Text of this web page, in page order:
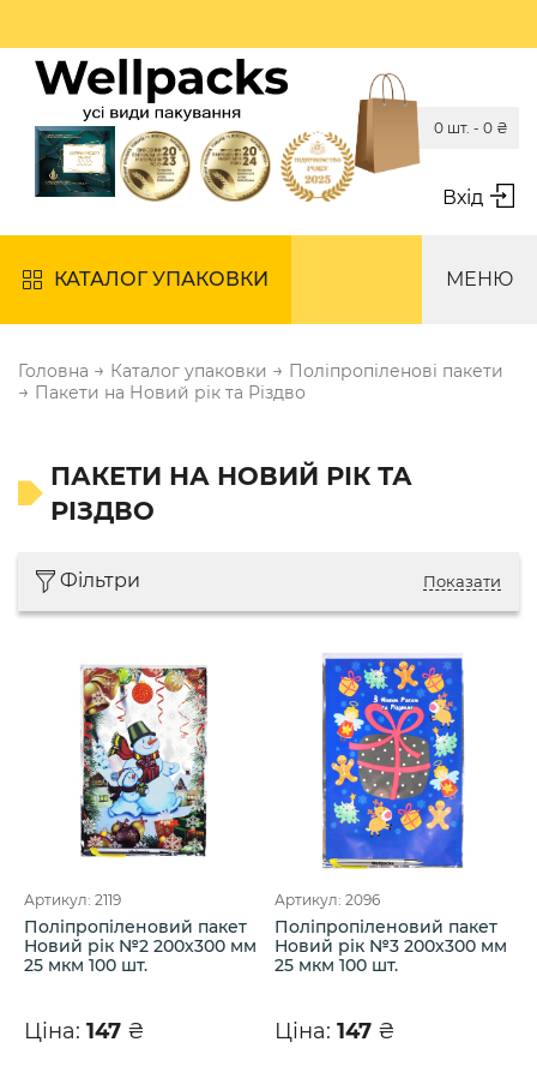
Вхід
0 шт. - 0 ₴
КАТАЛОГ УПАКОВКИ МЕНЮ
Головна → Каталог упаковки → Поліпропіленові пакети
→ Пакети на Новий рік та Різдво
ПАКЕТИ НА НОВИЙ РІК ТА
РІЗДВО
Фільтри Показати
Артикул: 2119
Поліпропіленовий пакет
Новий рік №2 200х300 мм
25 мкм 100 шт.
Ціна: 147 ₴
Артикул: 2096
Поліпропіленовий пакет
Новий рік №3 200х300 мм
25 мкм 100 шт.
Ціна: 147 ₴